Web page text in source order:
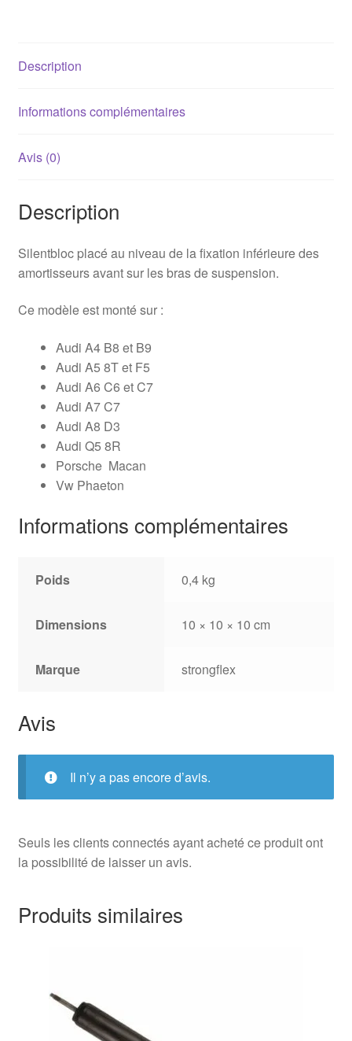
Description
Informations complémentaires
Avis (0)
Description
Silentbloc placé au niveau de la fixation inférieure des
amortisseurs avant sur les bras de suspension.
Ce modèle est monté sur :
Audi A4 B8 et B9
Audi A5 8T et F5
Audi A6 C6 et C7
Audi A7 C7
Audi A8 D3
Audi Q5 8R
Porsche Macan
Vw Phaeton
Informations complémentaires
Poids 0,4 kg
Dimensions 10 × 10 × 10 cm
Marque strongflex
Avis
Il n’y a pas encore d’avis.
Seuls les clients connectés ayant acheté ce produit ont
la possibilité de laisser un avis.
Produits similaires